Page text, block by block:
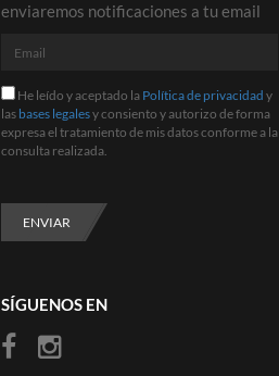
enviaremos notificaciones a tu email
Email
He
leído
y
aceptado
de
privacidad
y
y
He leído y aceptado la Política de privacidad y
las bases legalesy consiento y autorizo de forma
expresa el tratamiento de mis datos conforme a la
consulta realizada.
ENVIAR
SÍGUENOS EN